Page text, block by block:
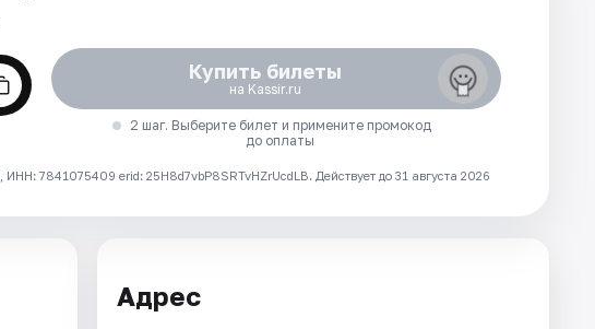
Купить билеты
на Kassir.ru
2 шаг. Выберите билет и примените промокод
до оплаты
7841075409 erid: 25H8d7vbP8SRTvHZrUcdLB. Действует до 31 августа 2026
Адрес